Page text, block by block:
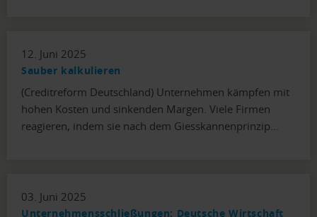
12. Juni 2025
Sauber kalkulieren
(Creditreform Deutschland) Unternehmen kämpfen mit
hohen Kosten und sinkenden Margen. Viele Firmen
reagieren, indem sie nach dem Giesskannenprinzip…
03. Juni 2025
Unternehmensschließungen: Deutsche Wirtschaft